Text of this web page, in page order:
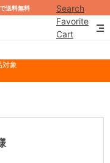
送料無料
Search
Favorite
Cart
対象